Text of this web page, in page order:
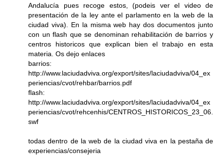
Andalucía pues recoge estos, (podeis ver el video de
presentación de la ley ante el parlamento en la web de la
ciudad viva). En la misma web hay dos documentos junto
con un flash que se denominan rehabilitación de barrios y
centros historicos que explican bien el trabajo en esta
materia. Os dejo enlaces
barrios:
http://www.laciudadviva.org/export/sites/laciudadviva/04_ex
periencias/cvot/rehbar/barrios.pdf
flash:
http://www.laciudadviva.org/export/sites/laciudadviva/04_ex
periencias/cvot/rehcenhis/CENTROS_HISTORICOS_23_06.
swf
todas dentro de la web de la ciudad viva en la pestaña de
experiencias/consejeria